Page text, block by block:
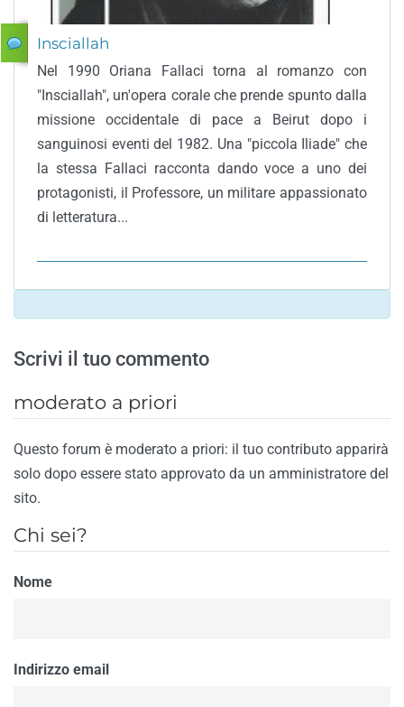
Insciallah
Nel 1990 Oriana Fallaci torna al romanzo con
"Insciallah", un'opera corale che prende spunto dalla
missione occidentale di pace a Beirut dopo i
sanguinosi eventi del 1982. Una "piccola Iliade" che
la stessa Fallaci racconta dando voce a uno dei
protagonisti, il Professore, un militare appassionato
di letteratura...
Scrivi il tuo commento
moderato a priori
Questo forum è moderato a priori: il tuo contributo apparirà
solo dopo essere stato approvato da un amministratore del
sito.
Chi sei?
Nome
Indirizzo email